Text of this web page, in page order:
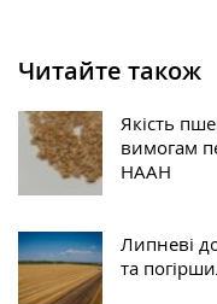
Читайте також
Якість
вимогам
НААН
Липневі
та